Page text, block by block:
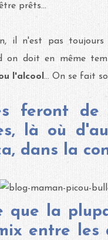
prêts...
il n'est pas
on doit en même
l'alcool ... On se fait
feront de
là où
dans la
que la
entre les